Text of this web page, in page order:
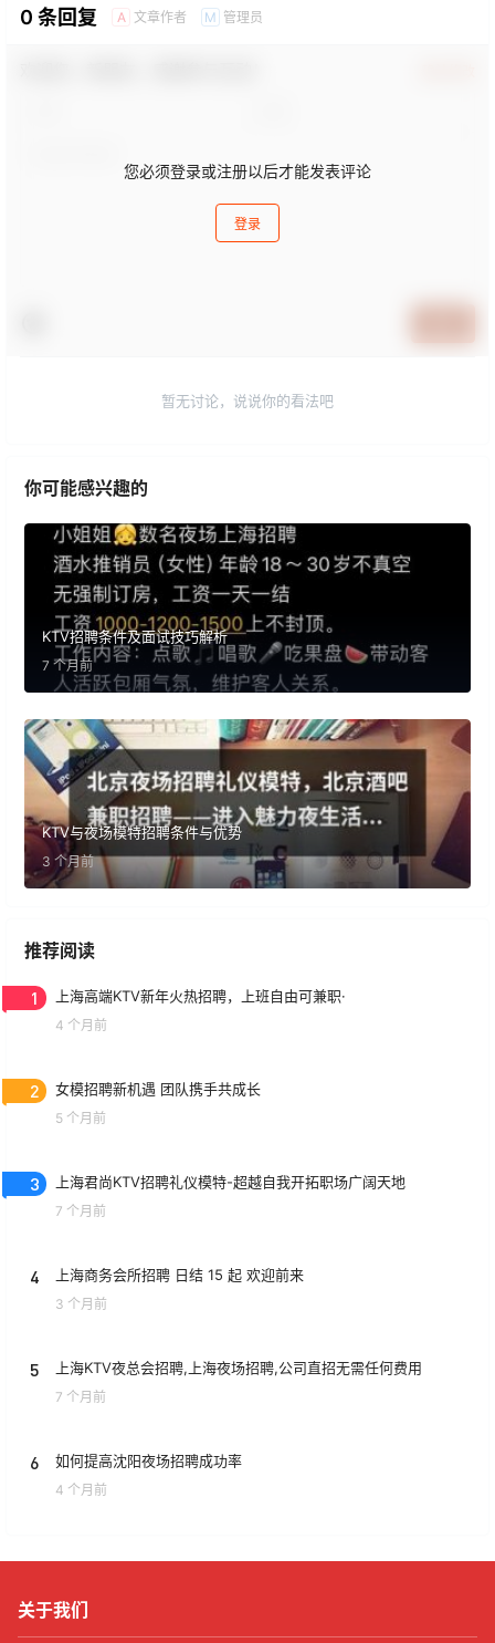
0 条回复 A 文章作者 M 管理员
您必须登录或注册以后才能发表评论
登录
暂无讨论，说说你的看法吧
你可能感兴趣的
KTV招聘条件及面试技巧解析
7 个月前
KTV与夜场模特招聘条件与优势
3 个月前
推荐阅读
1 上海高端KTV新年火热招聘，上班自由可兼职·
4 个月前
2 女模招聘新机遇 团队携手共成长
5 个月前
3 上海君尚KTV招聘礼仪模特-超越自我开拓职场广阔天地
7 个月前
4 上海商务会所招聘 日结 15 起 欢迎前来
3 个月前
5 上海KTV夜总会招聘,上海夜场招聘,公司直招无需任何费用
7 个月前
6 如何提高沈阳夜场招聘成功率
4 个月前
关于我们